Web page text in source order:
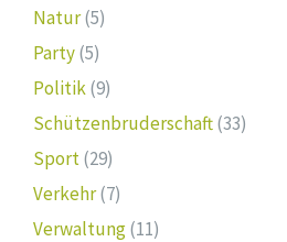
Natur(5)
Party(5)
Politik(9)
Schützenbruderschaft(33)
Sport(29)
Verkehr(7)
Verwaltung(11)